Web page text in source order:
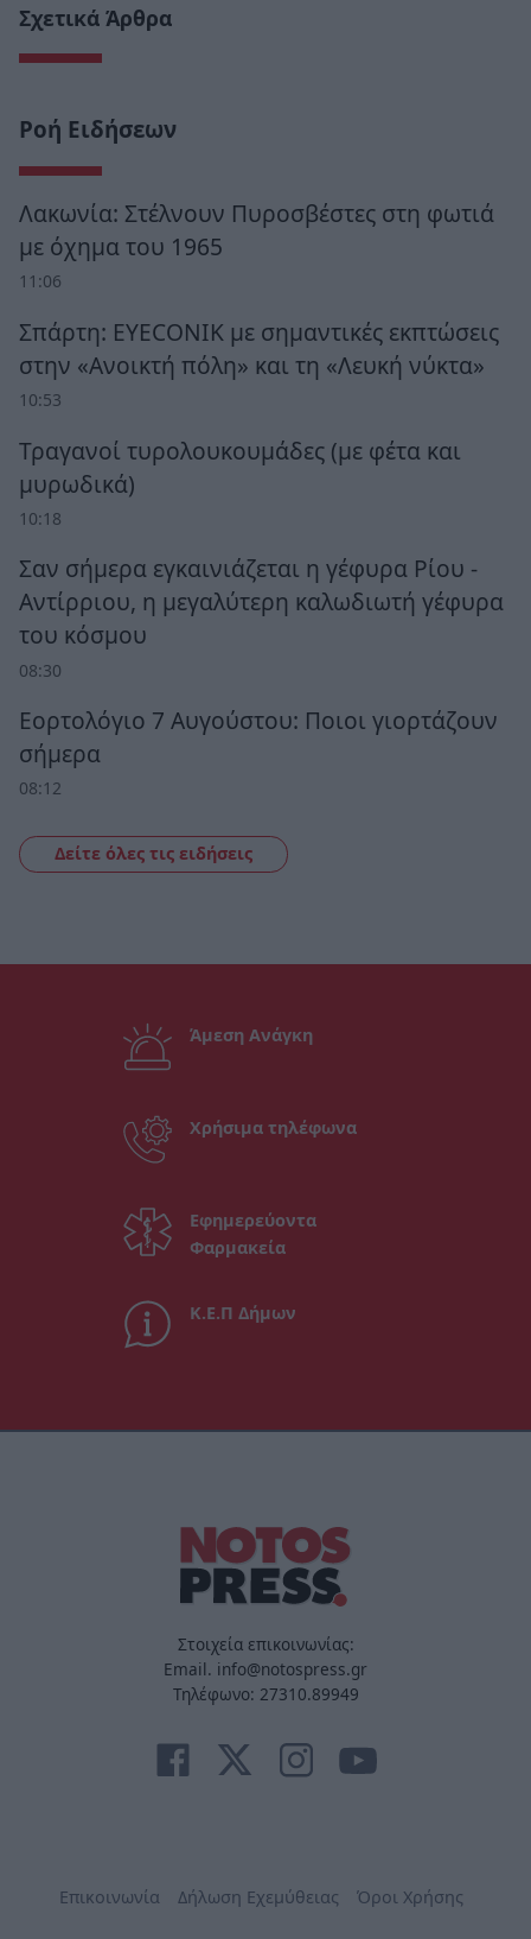
Σχετικά Άρθρα
Ροή Ειδήσεων
Λακωνία: Στέλνουν Πυροσβέστες στη φωτιά
με όχημα του 1965
11:06
Σπάρτη: EYECONIK με σημαντικές εκπτώσεις
στην «Ανοικτή πόλη» και τη «Λευκή νύκτα»
10:53
Τραγανοί τυρολουκουμάδες (με φέτα και
μυρωδικά)
10:18
Σαν σήμερα εγκαινιάζεται η γέφυρα Ρίου -
Αντίρριου, η μεγαλύτερη καλωδιωτή γέφυρα
του κόσμου
08:30
Εορτολόγιο 7 Αυγούστου: Ποιοι γιορτάζουν
σήμερα
08:12
Δείτε όλες τις ειδήσεις
Άμεση Ανάγκη
Χρήσιμα τηλέφωνα
Εφημερεύοντα
Φαρμακεία
Κ.Ε.Π Δήμων
Στοιχεία επικοινωνίας:
Email. info@notospress.gr
Τηλέφωνο: 27310.89949
Επικοινωνία Δήλωση Εχεμύθειας Όροι Χρήσης